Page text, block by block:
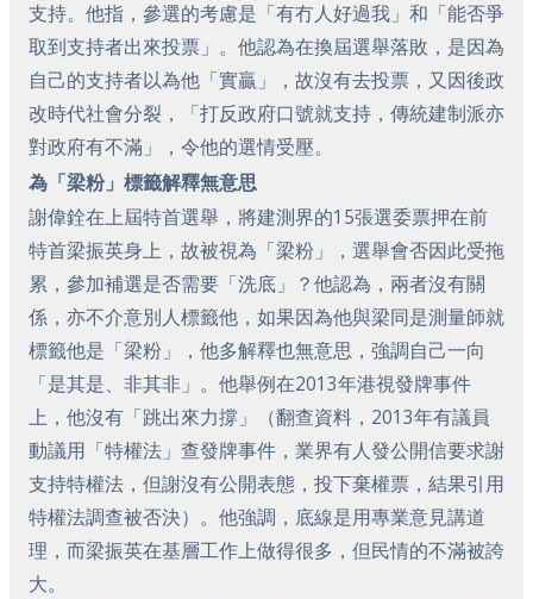
支持。他指，參選的考慮是「有冇人好過我」和「能否爭
取到支持者出來投票」。他認為在換屆選舉落敗，是因為
自己的支持者以為他「實贏」，故沒有去投票，又因後政
改時代社會分裂，「打反政府口號就支持，傳統建制派亦
對政府有不滿」，令他的選情受壓。
為「梁粉」標籤解釋無意思
謝偉銓在上屆特首選舉，將建測界的15張選委票押在前
特首梁振英身上，故被視為「梁粉」，選舉會否因此受拖
累，參加補選是否需要「洗底」？他認為，兩者沒有關
係，亦不介意別人標籤他，如果因為他與梁同是測量師就
標籤他是「梁粉」，他多解釋也無意思，強調自己一向
「是其是、非其非」。他舉例在2013年港視發牌事件
上，他沒有「跳出來力撐」（翻查資料，2013年有議員
動議用「特權法」查發牌事件，業界有人發公開信要求謝
支持特權法，但謝沒有公開表態，投下棄權票，結果引用
特權法調查被否決）。他強調，底線是用專業意見講道
理，而梁振英在基層工作上做得很多，但民情的不滿被誇
大。